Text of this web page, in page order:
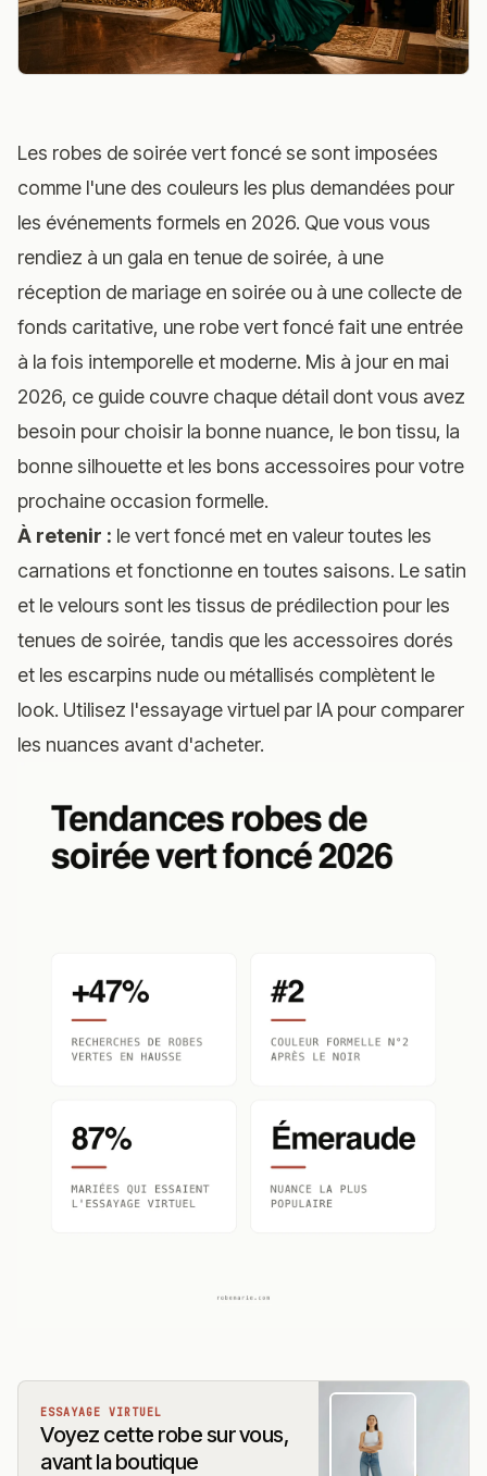
Les robes de soirée vert foncé se sont imposées
comme l'une des couleurs les plus demandées pour
les événements formels en 2026. Que vous vous
rendiez à un gala en tenue de soirée, à une
réception de mariage en soirée ou à une collecte de
fonds caritative, une robe vert foncé fait une entrée
à la fois intemporelle et moderne. Mis à jour en mai
2026, ce guide couvre chaque détail dont vous avez
besoin pour choisir la bonne nuance, le bon tissu, la
bonne silhouette et les bons accessoires pour votre
prochaine occasion formelle.
À retenir : le vert foncé met en valeur toutes les
carnations et fonctionne en toutes saisons. Le satin
et le velours sont les tissus de prédilection pour les
tenues de soirée, tandis que les accessoires dorés
et les escarpins nude ou métallisés complètent le
look. Utilisez l'essayage virtuel par IA pour comparer
les nuances avant d'acheter.
ESSAYAGE VIRTUEL
Voyez cette robe sur vous,
avant la boutique